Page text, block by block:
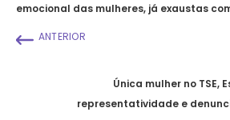
emocional das mulheres, já exaustas
ANTERIOR
Única mulher no TSE,
representatividade e